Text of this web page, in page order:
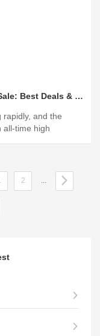
Top 5 Vertical Machining Centers for Sale: Best Deals & Tips
rapidly, and the
all-time high
2